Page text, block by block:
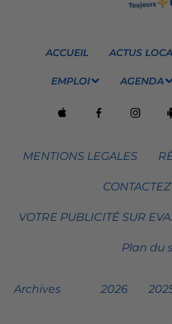
ACCUEIL ACTUS
EMPLOI AGENDA
MENTIONS LEGALES
VOTRE PUBLICITÉ SUR
Plan du
Archives 2026